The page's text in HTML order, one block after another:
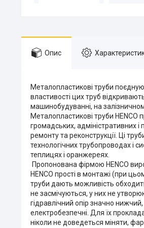
Опис
Металопластикові труби
властивості цих труб
машинобудуванні, на
Металопластикові труби HENCO
громадських, адміністративних
ремонту та реконструкції. Ці
технологічних трубопроводах і
теплицях і оранжереях.
Пропонована фірмою HENCO
HENCO прості в монтажі (при
труби дають можливість
не засмічуються, у них не
гідравлічний опір значно
електробезпечні. Для їх
ніколи не доведеться міняти,